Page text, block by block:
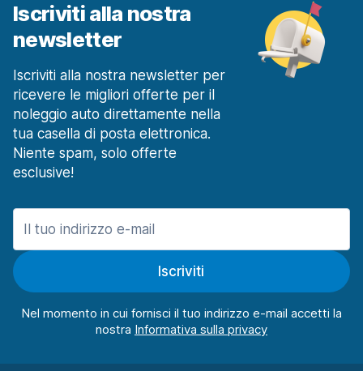
Iscriviti alla nostra
newsletter
Iscriviti alla nostra newsletter per
ricevere le migliori offerte per il
noleggio auto direttamente nella
tua casella di posta elettronica.
Niente spam, solo offerte
esclusive!
Iscriviti
Nel momento in cui fornisci il tuo indirizzo e-mail accetti la
nostra